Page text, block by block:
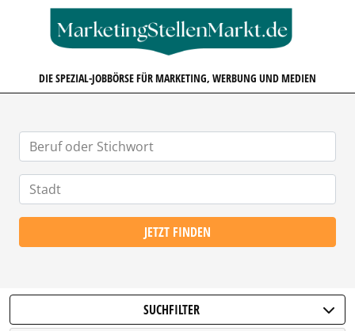
DIE SPEZIAL-JOBBÖRSE FÜR MARKETING, WERBUNG UND MEDIEN
JETZT FINDEN
SUCHFILTER